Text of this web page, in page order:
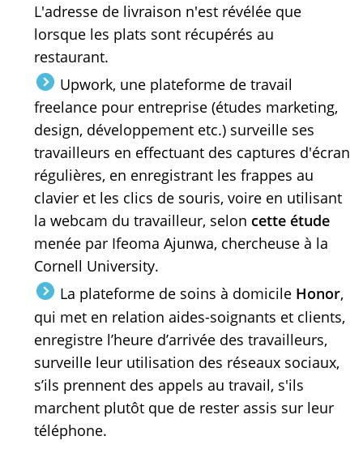
L'adresse de livraison n'est révélée que
lorsque les plats sont récupérés au
restaurant.
Upwork, une plateforme de travail
freelance pour entreprise (études marketing,
design, développement etc.) surveille ses
travailleurs en effectuant des captures d'écran
régulières, en enregistrant les frappes au
clavier et les clics de souris, voire en utilisant
la webcam du travailleur, selon cette étude
menée par Ifeoma Ajunwa, chercheuse à la
Cornell University.
La plateforme de soins à domicile Honor,
qui met en relation aides-soignants et clients,
enregistre l’heure d’arrivée des travailleurs,
surveille leur utilisation des réseaux sociaux,
s’ils prennent des appels au travail, s'ils
marchent plutôt que de rester assis sur leur
téléphone.